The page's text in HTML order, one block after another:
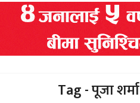
Tag - पूजा शर्मा